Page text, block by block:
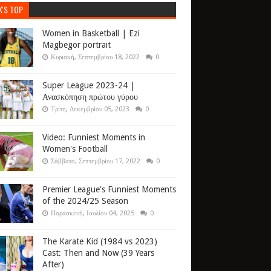
TOP
Women in Basketball | Ezi
Magbegor portrait
Κυριακή, Σεπτεμβρίου 18, 2022 0
Super League 2023-24 |
Ανασκόπηση πρώτου γύρου
Τρίτη, Δεκεμβρίου 05, 2023 0
Video: Funniest Moments in
Women's Football
Σάββατο, Σεπτεμβρίου 17, 2022 0
Premier League's Funniest Moments
of the 2024/25 Season
Παρασκευή, Ιουλίου 04, 2025 0
The Karate Kid (1984 vs 2023)
Cast: Then and Now (39 Years
After)